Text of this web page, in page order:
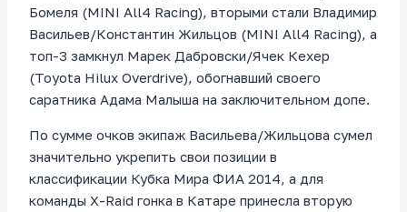
Бомеля (MINI All4 Racing), вторыми стали Владимир
Васильев/Константин Жильцов (MINI All4 Racing), а
топ-3 замкнул Марек Дабровски/Ячек Кехер
(Toyota Hilux Overdrive), обогнавший своего
саратника Адама Малыша на заключительном допе.
По сумме очков экипаж Васильева/Жильцова сумел
значительно укрепить свои позиции в
классификации Кубка Мира ФИА 2014, а для
команды X-Raid гонка в Катаре принесла вторую